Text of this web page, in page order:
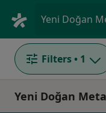
Filters • 1
Yeni Doğan